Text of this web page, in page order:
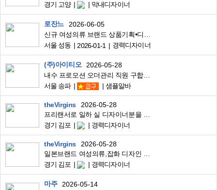
경기 고양
막내디자이너
로잔느
2026-06-05
서울 성동
2026-01-1 경력디자이너
(주)아이티오
2026-05-28
내수 프로모션 오더관리 직원 구합니다
서울 송파
샘플알바
theVirgins
2026-05-28
경기 김포
경력디자이너
theVirgins
2026-05-28
경기 김포
경력디자이너
마주
2026-05-14